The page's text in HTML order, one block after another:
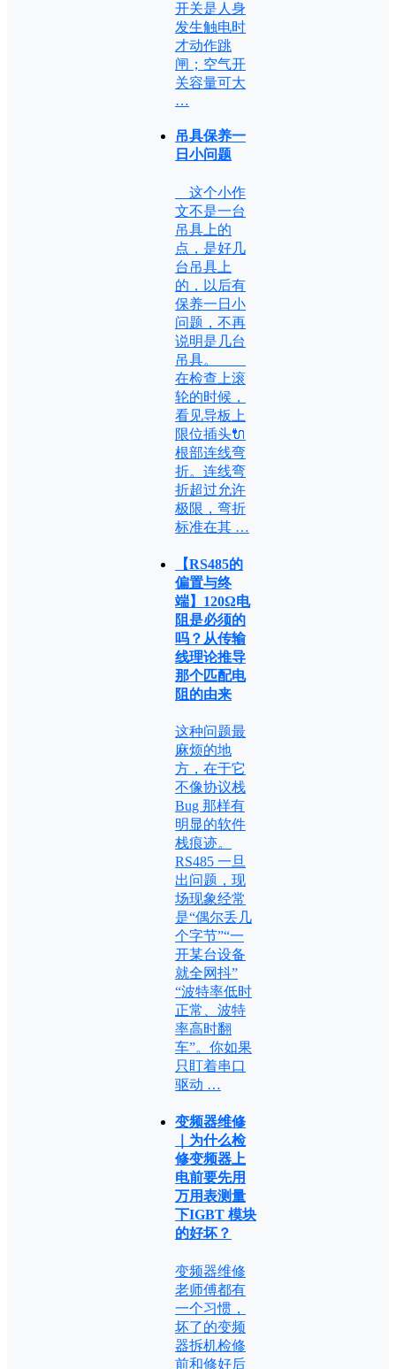
开关是人身
发生触电时
才动作跳
闸；空气开
关容量可大
…
吊具保养一
日小问题
这个小作
文不是一台
吊具上的
点，是好几
台吊具上
的，以后有
保养一日小
问题，不再
说明是几台
吊具。
在检查上滚
轮的时候，
看见导板上
限位插头🔌
根部连线弯
折。连线弯
折超过允许
极限，弯折
标准在其 …
【RS485的
偏置与终
端】120Ω电
阻是必须的
吗？从传输
线理论推导
那个匹配电
阻的由来
这种问题最
麻烦的地
方，在于它
不像协议栈
Bug 那样有
明显的软件
栈痕迹。
RS485 一旦
出问题，现
场现象经常
是“偶尔丢几
个字节”“一
开某台设备
就全网抖”
“波特率低时
正常、波特
率高时翻
车”。你如果
只盯着串口
驱动 …
变频器维修
｜为什么检
修变频器上
电前要先用
万用表测量
下IGBT 模块
的好坏？
变频器维修
老师傅都有
一个习惯，
坏了的变频
器拆机检修
前和修好后